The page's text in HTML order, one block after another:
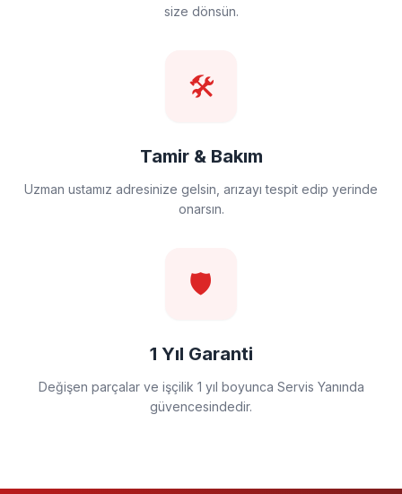
size dönsün.
🛠️
Tamir & Bakım
Uzman ustamız adresinize gelsin, arızayı tespit edip yerinde
onarsın.
🛡️
1 Yıl Garanti
Değişen parçalar ve işçilik 1 yıl boyunca Servis Yanında
güvencesindedir.